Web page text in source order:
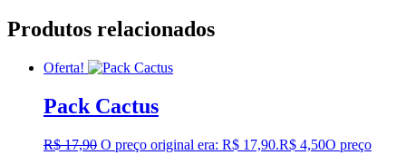
Produtos relacionados
Oferta!
Pack Cactus
R$17,90 O preço original era: R$ 17,90.R$ 4,50O preço